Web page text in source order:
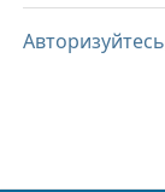
Авторизуйтесь